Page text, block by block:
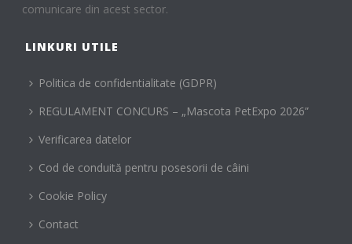
comunicare din acest sector.
LINKURI UTILE
Politica de confidentialitate (GDPR)
REGULAMENT CONCURS – „Mascota PetExpo 2026”
Verificarea datelor
Cod de conduită pentru posesorii de câini
Cookie Policy
Contact